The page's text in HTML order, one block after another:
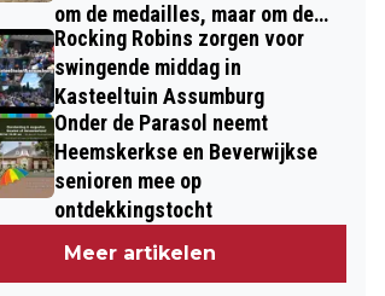
om de medailles, maar om de
kinderen”
Rocking Robins zorgen voor
swingende middag in
Kasteeltuin Assumburg
Onder de Parasol neemt
Heemskerkse en Beverwijkse
senioren mee op
ontdekkingstocht
Meer artikelen